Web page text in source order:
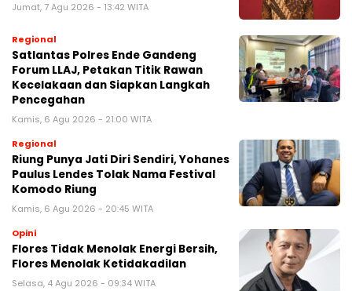
Jumat, 7 Agu 2026 - 13:42 WITA
Regional
Satlantas Polres Ende Gandeng
Forum LLAJ, Petakan Titik Rawan
Kecelakaan dan Siapkan Langkah
Pencegahan
Kamis, 6 Agu 2026 - 21:00 WITA
Regional
Riung Punya Jati Diri Sendiri, Yohanes
Paulus Lendes Tolak Nama Festival
Komodo Riung
Kamis, 6 Agu 2026 - 20:45 WITA
Opini
Flores Tidak Menolak Energi Bersih,
Flores Menolak Ketidakadilan
Selasa, 4 Agu 2026 - 09:34 WITA